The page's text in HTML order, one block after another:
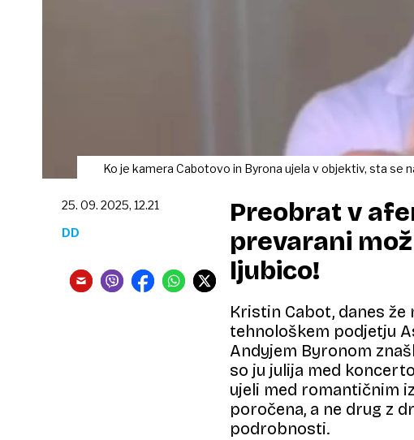
Ko je kamera Cabotovo in Byrona ujela v objektiv, sta se
Preobrat v
prevarani
ljubico!
Kristin Cabot, danes
tehnološkem podjetju
Andyjem Byronom
so ju julija med
ujeli med romantičnim
poročena, a ne drug z
podrobnosti.
25. 09. 2025, 12.21
DD